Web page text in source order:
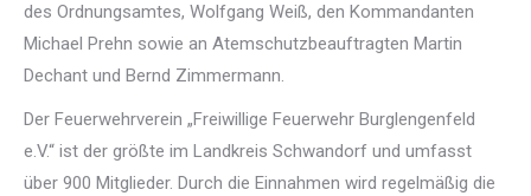
des Ordnungsamtes, Wolfgang Weiß, den Kommandanten
Michael Prehn sowie an Atemschutzbeauftragten Martin
Dechant und Bernd Zimmermann.
Der Feuerwehrverein „Freiwillige Feuerwehr Burglengenfeld
e.V.“ ist der größte im Landkreis Schwandorf und umfasst
über 900 Mitglieder. Durch die Einnahmen wird regelmäßig die